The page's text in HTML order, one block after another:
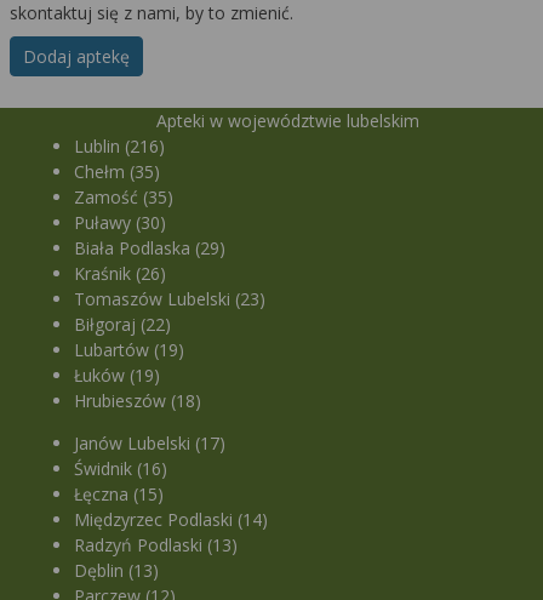
skontaktuj się z nami, by to zmienić.
Dodaj aptekę
Apteki w województwie lubelskim
Lublin (216)
Chełm (35)
Zamość (35)
Puławy (30)
Biała Podlaska (29)
Kraśnik (26)
Tomaszów Lubelski (23)
Biłgoraj (22)
Lubartów (19)
Łuków (19)
Hrubieszów (18)
Janów Lubelski (17)
Świdnik (16)
Łęczna (15)
Międzyrzec Podlaski (14)
Radzyń Podlaski (13)
Dęblin (13)
Parczew (12)